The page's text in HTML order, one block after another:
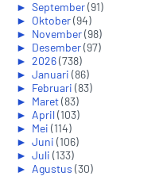
► September(91)
► Oktober(94)
► November(98)
► Desember(97)
► 2026(738)
► Januari (86)
► Februari (83)
► Maret(83)
► April(103)
► Mei (114)
► Juni (106)
► Juli (133)
► Agustus (30)